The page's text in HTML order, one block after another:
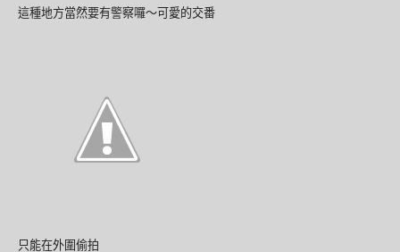
這種地方當然要有警察囉～可愛的交番
只能在外圍偷拍